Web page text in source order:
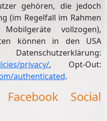
gehören, die jedoch
(im Regelfall im Rahmen
vollzogen),
können in den USA
privacy/, Opt-Out:
authenticated.
Social